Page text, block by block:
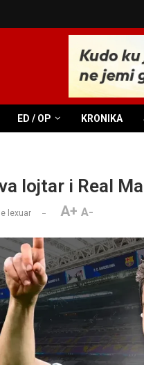
ED / OP KRONIKA
lojtar i Real
lexuar A+ A-